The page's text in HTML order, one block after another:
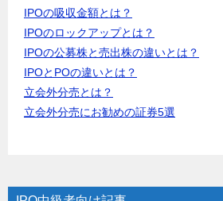
IPOの吸収金額とは？
IPOのロックアップとは？
IPOの公募株と売出株の違いとは？
IPOとPOの違いとは？
立会外分売とは？
立会外分売にお勧めの証券5選